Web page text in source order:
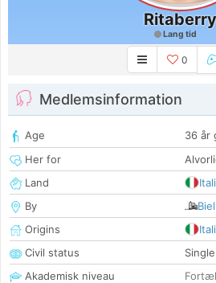
Ritaberry
Lang tid
0
Medlemsinformation
Age
36 år
Her for
Land
By
Origins
Civil status
Single
Akademisk niveau